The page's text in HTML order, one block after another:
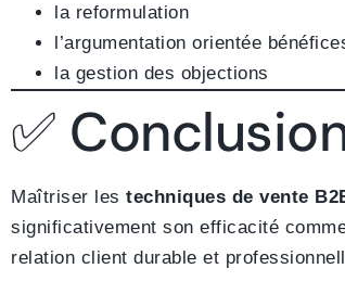
la reformulation
l’argumentation orientée
la gestion des objections
✅
Maîtriser les techniques de vente
significativement son efficacité
relation client durable et